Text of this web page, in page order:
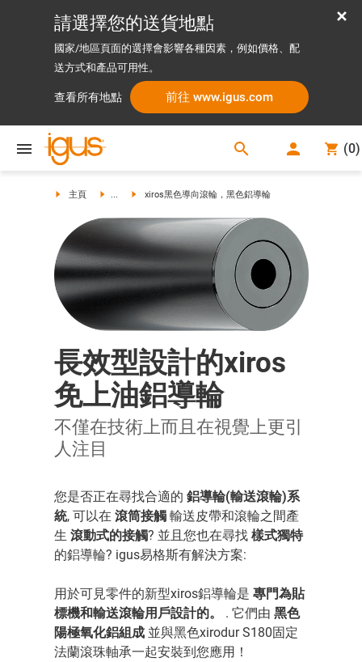
請選擇您的送貨地點
國家/地區頁面的選擇會影響各種因素，例如價格、配
送方式和產品可用性。
查看所有地點 前往 www.igus.com
search (0)
主頁 ... xiros黑色導向滾輪，黑色鋁導輪
長效型設計的xiros
免上油鋁導輪
不僅在技術上而且在視覺上更引
人注目
您是否正在尋找合適的 鋁導輪(輸送滾輪)系
統, 可以在 滾筒接觸輸送皮帶和滾輪之間產
生 滾動式的接觸? 並且您也在尋找 樣式獨特
的鋁導輪? igus易格斯有解決方案:
用於可見零件的新型xiros鋁導輪是 專門為貼
標機和輸送滾輪用戶設計的。
. 它們由 黑色
陽極氧化鋁組成並與黑色xirodur S180固定
法蘭滾珠軸承一起安裝到您應用！